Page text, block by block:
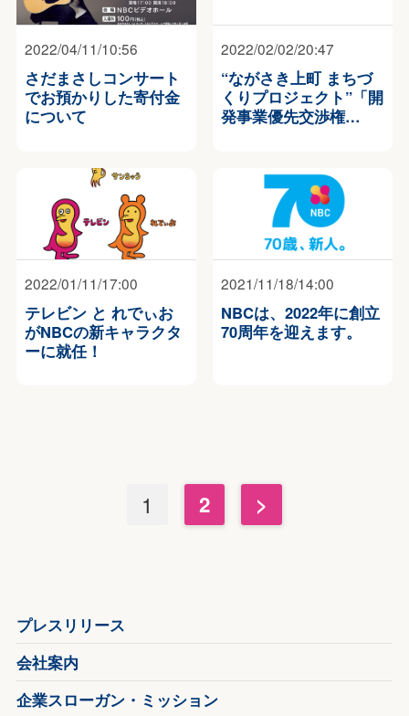
2022/04/11/10:56
さだまさしコンサート
でお預かりした寄付金
について
2022/02/02/20:47
“ながさき上町 まちづ
くりプロジェクト”「開
発事業優先交渉権…
2022/01/11/17:00
テレビン と れでぃお
がNBCの新キャラクタ
ーに就任！
2021/11/18/14:00
NBCは、2022年に創立
70周年を迎えます。
1 2 >
プレスリリース
会社案内
企業スローガン・ミッション